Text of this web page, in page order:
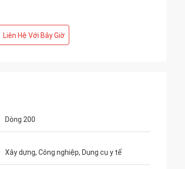
Liên Hệ Với Bây Giờ
Dòng 200
Xây dựng, Công nghiệp, Dụng cụ y tế